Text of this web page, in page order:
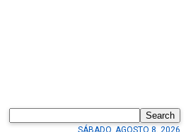
Search
SÁBADO, AGOSTO 8, 2026